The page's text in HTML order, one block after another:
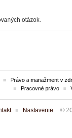
otázok.
Právo a manažment v
Pracovné právo
Nastavenie
©